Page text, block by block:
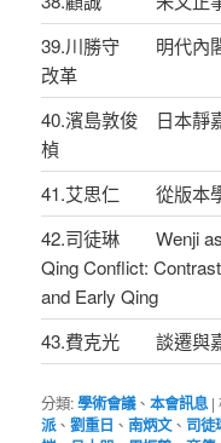
39.川勝守 明代內閣
改革
40.濱島敦俊 日本靜
楨
41.艾思仁 從版本學
42.司徒琳 Wenji as
Qing Conflict:
and Early Qing
43.費克光 談遷與
分類:學術會議、本會訊息 |
派、劉重日 、南炳文、 司徒